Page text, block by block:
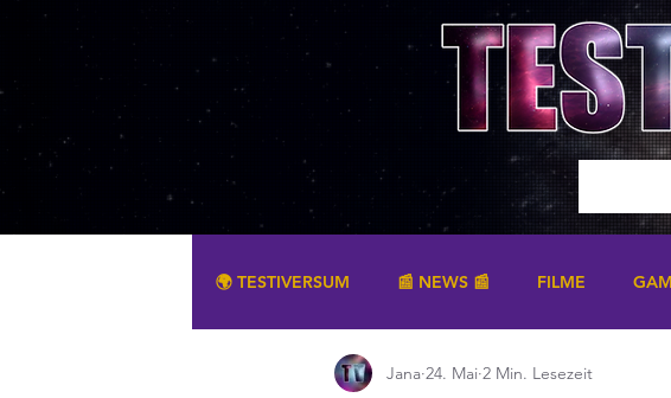
🌍 TESTIVERSUM 📰 NEWS 📰 FILME
SONSTIGES Jana 24. Mai 2 Min. Lesezeit